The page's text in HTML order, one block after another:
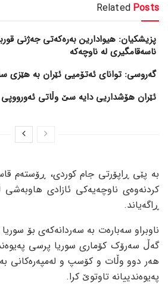
Related Posts
پزیشکیان: هیوادارین بەرەکەتی جەژنی
ناسەقامگیری لە ناوچەکە
گەروسی: توانای ئەتۆمیی ئێران بە هێزی
ئێران هۆشداریی دایە سێ وڵاتی ئەورووپی
بە پێی ڕاپۆرتی جام کوردی، ڕۆستەم
کردنەوەی ناوچەیەکی ئازادی هاوبەشی
ڕاگەیاند.
ناوبراو سەبارەت بە سەردانەکەی بۆ
گەڵ سەرۆک کۆماری سوریا پرسی
هەر دوو وڵات و کۆسپ و لەمپەرەکانی
پەیوەندییانە تاوتوێ کرا.